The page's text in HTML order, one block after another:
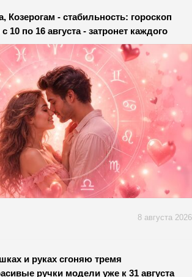
Козерогам - стабильность: гороскоп
по 16 августа - затронет каждого
8 августа 2026
и руках сгоняю тремя
ручки модели уже к 31 августа